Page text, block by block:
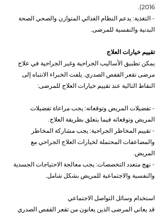
2016).
- التغذية: يدعم النظام الغذائي المتوازن والصحي الصحة
البدنية والنفسية للمرضى.
تقييم خيارات العلاج
يمكن تطبيق الأساليب الجراحية وغير الجراحية في علاج
مرضى تقعر القفص الصدري. يلفت الخبراء الانتباه إلى
النقاط التالية عند تقييم خيارات العلاج للمرضى:
- تفضيلات المريض وتوقعاته: يجب مراعاة تفضيلات
المريض وتوقعاته فيما يتعلق بطريقة العلاج.
- تقييم المخاطر الجراحية: يجب مشاركة المخاطر
والمضاعفات المحتملة لخيارات العلاج الجراحي مع
المريض.
- نهج متعدد التخصصات: يجب معالجة الاحتياجات الجسدية
والنفسية والاجتماعية للمريض بشكل شامل.
استخدام وسائل التواصل الاجتماعي
قد يعاني المرضى الذين يعانون من تقعر القفص الصدري